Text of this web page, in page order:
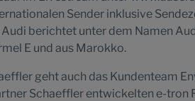
Sender inklusive
berichtet unter dem Namen
E und aus Marokko.
geht auch das Kundenteam
Schaeffler entwickelten e-tron